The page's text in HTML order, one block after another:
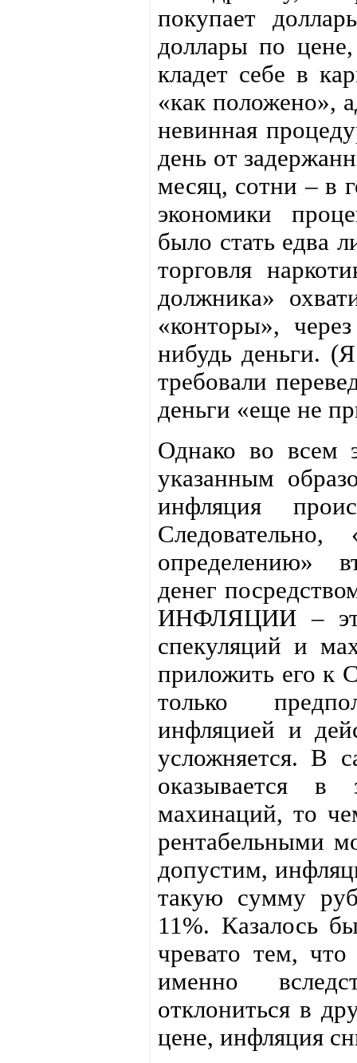
покупает
доллары по
кладет себе в
«как положено»,
невинная
день от
месяц, сотни – в
экономики
было стать едва
торговля
должника»
«конторы»,
нибудь деньги.
требовали
деньги «еще не
Однако во всем
указанным
инфляция
определению»
денег
ИНФЛЯЦИИ –
спекуляций и
приложить его к
только
инфляцией и
усложняется. В
оказывается в
махинаций, то
рентабельными
допустим,
такую сумму
11%. Казалось
чревато тем,
именно
отклониться в
цене, инфляция